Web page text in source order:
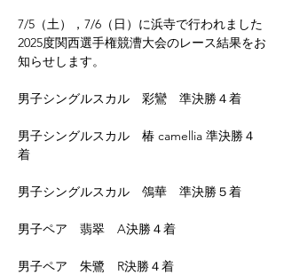
7/5（土），7/6（日）に浜寺で行われました
2025度関西選手権競漕大会のレース結果をお
知らせします。
男子シングルスカル　彩鸞　準決勝４着
男子シングルスカル　椿 camellia 準決勝４
着
男子シングルスカル　鳹華　準決勝５着
男子ペア　翡翠　A決勝４着
男子ペア　朱鷺　R決勝４着